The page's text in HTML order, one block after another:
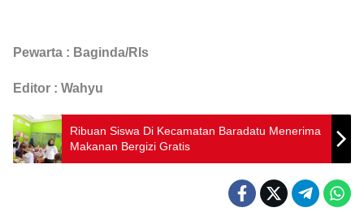
Pewarta : Baginda/Rls
Editor : Wahyu
Ribuan Siswa Di Kecamatan Baradatu Menerima
Makanan Bergizi Gratis